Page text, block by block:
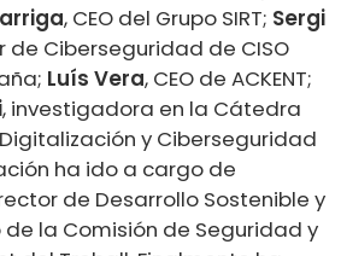
, CEO del Grupo SIRT; Sergi
de Ciberseguridad de CISO
Luís Vera, CEO de ACKENT;
, investigadora en la Cátedra
Digitalización y Ciberseguridad
ha ido a cargo de
de Desarrollo Sostenible y
la Comisión de Seguridad y